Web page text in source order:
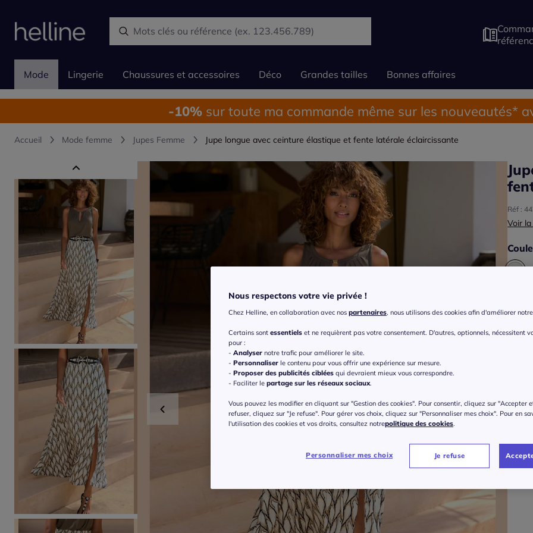
Mode Lingerie Chaussures et accessoires Déco Grandes tailles Bonnes affaires
-10% sur toute ma commande même sur les nouveautés*
Accueil Mode femme Jupes Femme Jupe longue avec ceinture élastique et fente latérale éclaircissante
Réf :
Voir
40
42
Nous respectons votre vie privée !
Chez Helline, en collaboration avec nos partenaires, nous utilisons des cookies afin d'améliorer
Certains sont essentiels et ne requièrent pas votre consentement. D'autres, optionnels, nécessitent
pour :
- Analyser notre trafic pour améliorer le site.
- Personnaliser le contenu pour vous offrir une expérience sur mesure.
- Proposer des publicités ciblées qui devraient mieux vous correspondre.
- Faciliter le partage sur les réseaux sociaux.
Vous pouvez les modifier en cliquant sur "Gestion des cookies". Pour consentir, cliquez sur "Accepter
refuser, cliquez sur "Je refuse". Pour gérer vos choix, cliquez sur "Personnaliser mes choix". Pour en
l'utilisation des cookies et vos droits, consultez notrepolitique des cookies.
Personnaliser mes choix Je refuse